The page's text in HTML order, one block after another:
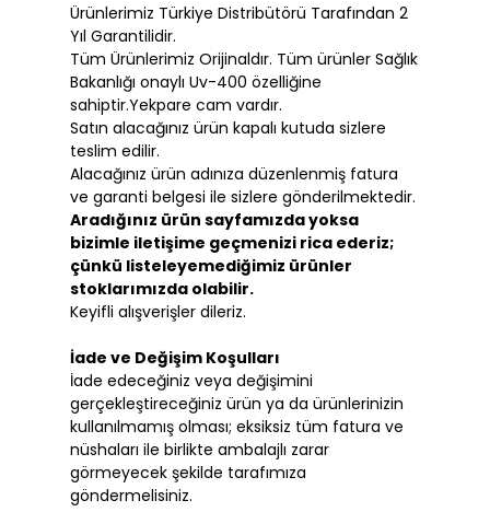
Ürünlerimiz Türkiye Distribütörü Tarafından 2
Yıl Garantilidir.
Tüm Ürünlerimiz Orijinaldır. Tüm ürünler Sağlık
Bakanlığı onaylı Uv-400 özelliğine
sahiptir.Yekpare cam vardır.
Satın alacağınız ürün kapalı kutuda sizlere
teslim edilir.
Alacağınız ürün adınıza düzenlenmiş fatura
ve garanti belgesi ile sizlere gönderilmektedir.
Aradığınız ürün sayfamızda yoksa
bizimle iletişime geçmenizi rica ederiz;
çünkü listeleyemediğimiz ürünler
stoklarımızda olabilir.
Keyifli alışverişler dileriz.
İade ve Değişim Koşulları
İade edeceğiniz veya değişimini
gerçekleştireceğiniz ürün ya da ürünlerinizin
kullanılmamış olması; eksiksiz tüm fatura ve
nüshaları ile birlikte ambalajlı zarar
görmeyecek şekilde tarafımıza
göndermelisiniz.